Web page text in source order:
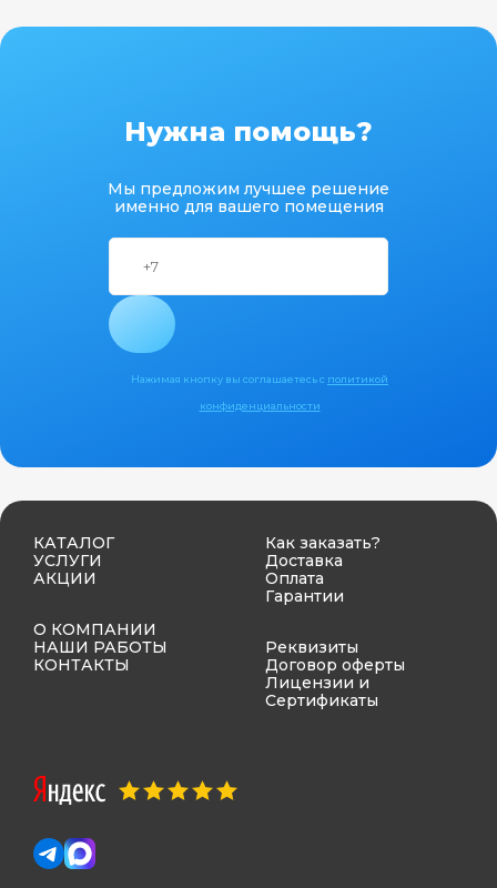
Нужна помощь?
Мы предложим лучшее решение
именно для вашего помещения
Нажимая кнопку вы соглашаетесь с политикой
конфиденциальности
КАТАЛОГ
УСЛУГИ
АКЦИИ
О КОМПАНИИ
НАШИ РАБОТЫ
КОНТАКТЫ
Как заказать?
Доставка
Оплата
Гарантии
Реквизиты
Договор оферты
Лицензии и
Сертификаты